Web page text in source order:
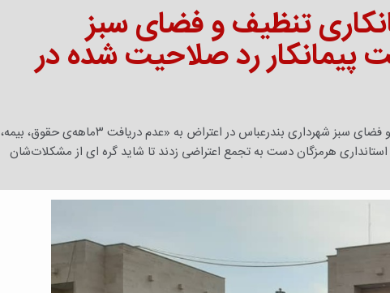
تنظیف و فضای سبز
پیمانکار رد صلاحیت شده در
خبر هرمزگان- صبح شنبه ۲۹ آذر، جمعی از کارگران بخش تنظیف و فضای سبز شهرداری بندرعباس در اعتراض به «عدم دریافت ۳ماهه‌ی حقوق، بیمه،
هرمزگان دست به تجمع اعتراضی زدند تا شاید گره ای از مشکلات‌شان